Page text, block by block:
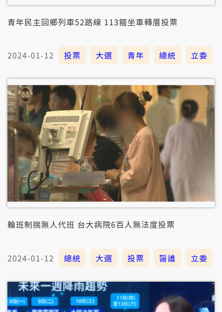
青年民主回鄉列車52路線 113箍坐車轉厝投票
2024-01-12 投票 大選 青年 總統 立委
輪班制揣無人代班 台大病院6百人無法度投票
2024-01-12 總統 大選 投票 醫護 立委